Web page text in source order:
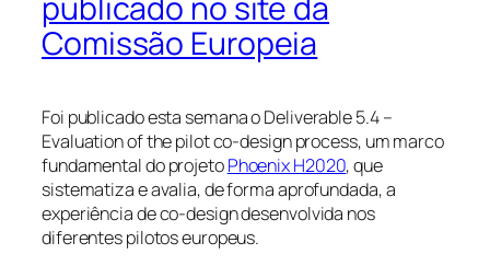
publicado no site da
Comissão Europeia
Foi publicado esta semana o Deliverable 5.4 –
Evaluation of the pilot co-design process, um marco
fundamental do projetoPhoenix H2020, que
sistematiza e avalia, de forma aprofundada, a
experiência de co-design desenvolvida nos
diferentes pilotos europeus.